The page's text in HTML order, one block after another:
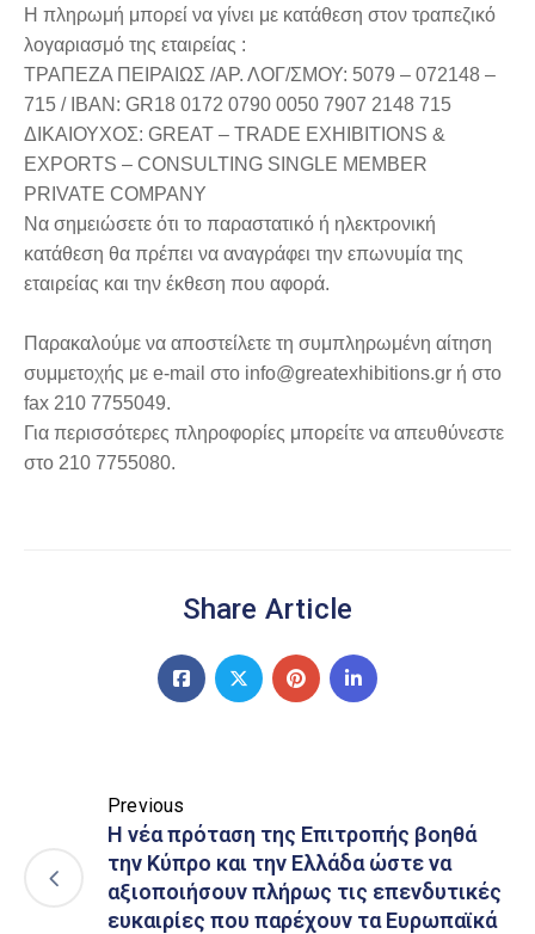
Η πληρωμή μπορεί να γίνει με κατάθεση στον τραπεζικό
λογαριασμό της εταιρείας :
ΤΡΑΠΕΖΑ ΠΕΙΡΑΙΩΣ /ΑΡ. ΛΟΓ/ΣΜΟΥ: 5079 – 072148 –
715 / ΙBAN: GR18 0172 0790 0050 7907 2148 715
ΔΙΚΑΙΟΥΧΟΣ: GREAT – TRADE EXHIBITIONS &
EXPORTS – CONSULTING SINGLE MEMBER
PRIVATE COMPANY
Να σημειώσετε ότι το παραστατικό ή ηλεκτρονική
κατάθεση θα πρέπει να αναγράφει την επωνυμία της
εταιρείας και την έκθεση που αφορά.
Παρακαλούμε να αποστείλετε τη συμπληρωμένη αίτηση
συμμετοχής με e-mail στο info@greatexhibitions.gr ή στο
fax 210 7755049.
Για περισσότερες πληροφορίες μπορείτε να απευθύνεστε
στο 210 7755080.
Share Article
Previous
Η νέα πρόταση της Επιτροπής βοηθά
την Κύπρο και την Ελλάδα ώστε να
αξιοποιήσουν πλήρως τις επενδυτικές
ευκαιρίες που παρέχουν τα Ευρωπαϊκά